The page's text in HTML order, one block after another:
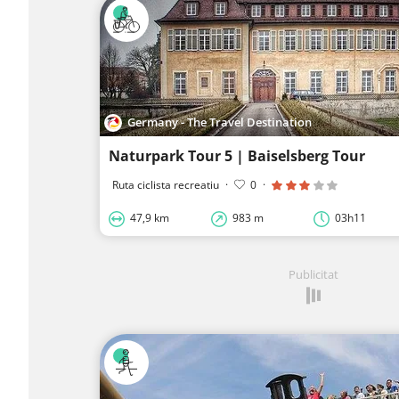
Germany - The Travel Destination
Naturpark Tour 5 | Baiselsberg Tour
Ruta ciclista recreatiu · 0 ·
47,9 km 983 m 03h11
Publicitat